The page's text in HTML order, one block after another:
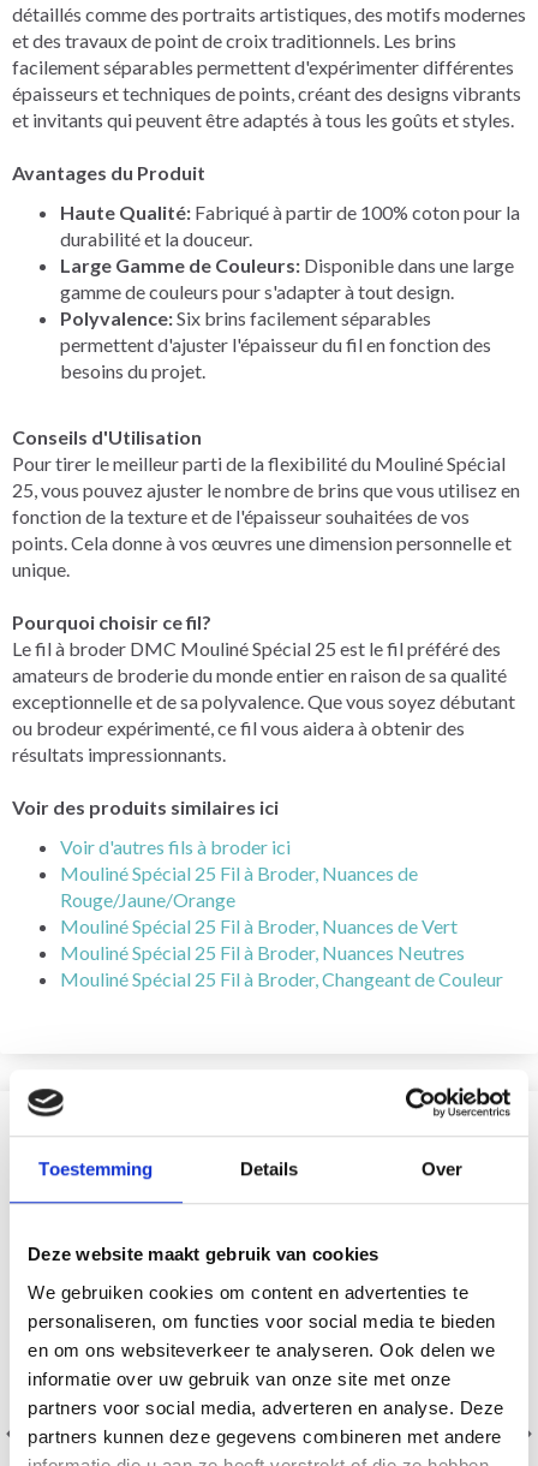
Toestemming Details Over
Deze website maakt gebruik van cookies
We gebruiken cookies om content en advertenties te
personaliseren, om functies voor social media te bieden
en om ons websiteverkeer te analyseren. Ook delen we
informatie over uw gebruik van onze site met onze
partners voor social media, adverteren en analyse. Deze
partners kunnen deze gegevens combineren met andere
détaillés comme des portraits artistiques, des motifs modernes
et des travaux de point de croix traditionnels. Les brins
facilement séparables permettent d'expérimenter différentes
épaisseurs et techniques de points, créant des designs vibrants
et invitants qui peuvent être adaptés à tous les goûts et styles.
Avantages du Produit
Haute Qualité: Fabriqué à partir de 100% coton pour la
durabilité et la douceur.
Large Gamme de Couleurs: Disponible dans une large
gamme de couleurs pour s'adapter à tout design.
Polyvalence:Six brins facilement séparables
permettent d'ajuster l'épaisseur du fil en fonction des
besoins du projet.
Conseils d'Utilisation
Pour tirer le meilleur parti de la flexibilité du Mouliné Spécial
25, vous pouvez ajuster le nombre de brins que vous utilisez en
fonction de la texture et de l'épaisseur souhaitées de vos
points. Cela donne à vos œuvres une dimension personnelle et
unique.
Pourquoi choisir ce fil?
Le fil à broder DMC Mouliné Spécial 25 est le fil préféré des
amateurs de broderie du monde entier en raison de sa qualité
exceptionnelle et de sa polyvalence. Que vous soyez débutant
ou brodeur expérimenté, ce fil vous aidera à obtenir des
résultats impressionnants.
Voir des produits similaires ici
Voir d'autres fils à broder ici
Mouliné Spécial 25 Fil à Broder, Nuances de
Rouge/Jaune/Orange
Mouliné Spécial 25 Fil à Broder, Nuances de Vert
Mouliné Spécial 25 Fil à Broder, Nuances Neutres
Mouliné Spécial 25 Fil à Broder, Changeant de Couleur
DMC COTON PERLÉ
DMC MOULINÉ SPÉCIAL
25 FIL À BRODER,